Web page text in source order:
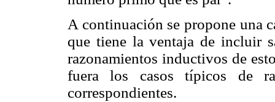
A continuación se propone una
que tiene la ventaja de incluir
razonamientos inductivos de
fuera los casos típicos de
correspondientes.